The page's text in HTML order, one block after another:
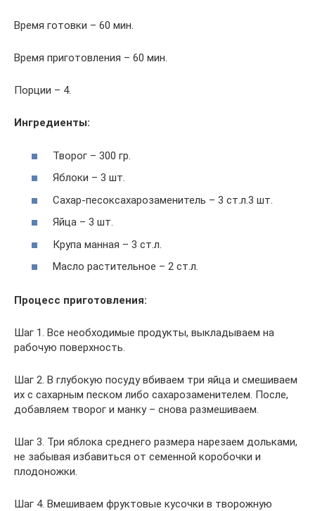
Время готовки – 60 мин.
Время приготовления – 60 мин.
Порции – 4.
Ингредиенты:
Творог – 300 гр.
Яблоки – 3 шт.
Сахар-песоксахарозаменитель – 3 ст.л.3 шт.
Яйца – 3 шт.
Крупа манная – 3 ст.л.
Масло растительное – 2 ст.л.
Процесс приготовления:
Шаг 1. Все необходимые продукты, выкладываем на
рабочую поверхность.
Шаг 2. В глубокую посуду вбиваем три яйца и смешиваем
их с сахарным песком либо сахарозаменителем. После,
добавляем творог и манку – снова размешиваем.
Шаг 3. Три яблока среднего размера нарезаем дольками,
не забывая избавиться от семенной коробочки и
плодоножки.
Шаг 4. Вмешиваем фруктовые кусочки в творожную